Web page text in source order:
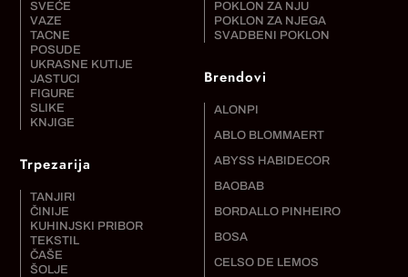
SVEĆE
VAZE
TACNE
POSUDE
UKRASNE KUTIJE
JASTUCI
FIGURE
SLIKE
KNJIGE
Trpezarija
TANJIRI
ČINIJE
KUHINJSKI PRIBOR
TEKSTIL
ČAŠE
ŠOLJE
POKLON ZA NJU
POKLON ZA NJEGA
SVADBENI POKLON
Brendovi
ALONPI
ABLO BLOMMAERT
ABYSS HABIDECOR
BAOBAB
BORDALLO PINHEIRO
BOSA
CELSO DE LEMOS